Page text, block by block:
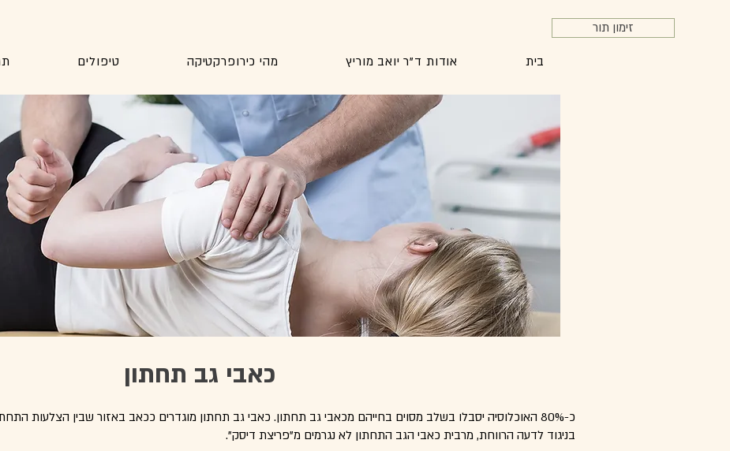
זימון תור
בית אודות ד"ר יואב מוריץ מהי כירופרקטיקה טיפולים
כאבי גב תחתון
כ-80% האוכלוסיה יסבלו בשלב מסוים בחייהם מכאבי גב תחתון. כאבי גב תחתון מוגדרים ככאב באזור שבין הצלעות
בניגוד לדעה הרווחת, מרבית כאבי הגב התחתון לא נגרמים מ"פריצת דיסק".